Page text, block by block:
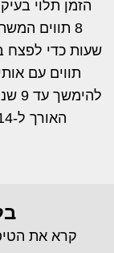
הזמן תלוי
תווים עם
קרא את